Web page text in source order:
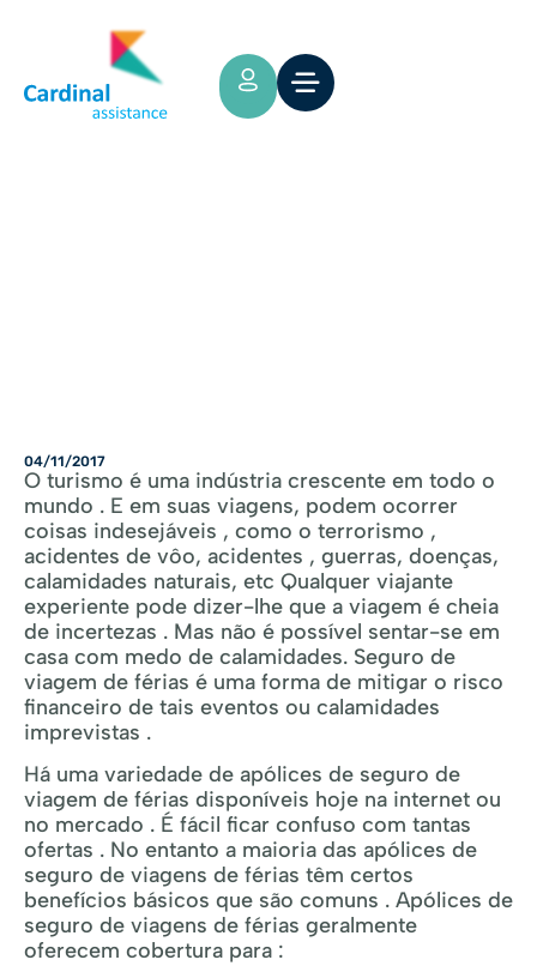
04/11/2017
O turismo é uma indústria crescente em todo o
mundo . E em suas viagens, podem ocorrer
coisas indesejáveis ​​, como o terrorismo ,
acidentes de vôo, acidentes , guerras, doenças,
calamidades naturais, etc Qualquer viajante
experiente pode dizer-lhe que a viagem é cheia
de incertezas . Mas não é possível sentar-se em
casa com medo de calamidades. Seguro de
viagem de férias é uma forma de mitigar o risco
financeiro de tais eventos ou calamidades
imprevistas .
Há uma variedade de apólices de seguro de
viagem de férias disponíveis hoje na internet ou
no mercado . É fácil ficar confuso com tantas
ofertas . No entanto a maioria das apólices de
seguro de viagens de férias têm certos
benefícios básicos que são comuns . Apólices de
seguro de viagens de férias geralmente
oferecem cobertura para :